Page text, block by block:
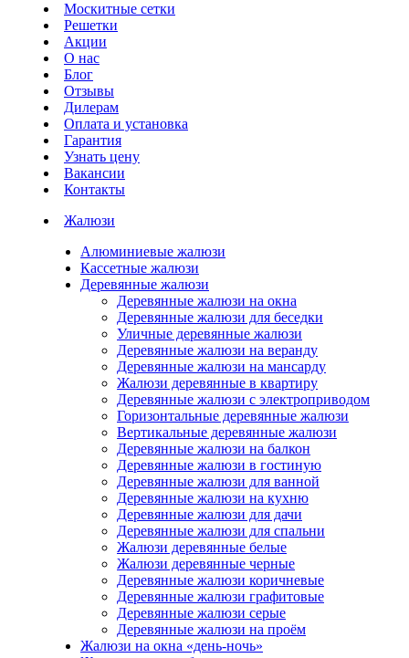
Москитные сетки
Решетки
Акции
О нас
Блог
Отзывы
Дилерам
Оплата и установка
Гарантия
Узнать цену
Вакансии
Контакты
Жалюзи
Алюминиевые жалюзи
Кассетные жалюзи
Деревянные жалюзи
Деревянные жалюзи на окна
Деревянные жалюзи для беседки
Уличные деревянные жалюзи
Деревянные жалюзи на веранду
Деревянные жалюзи на мансарду
Жалюзи деревянные в квартиру
Деревянные жалюзи с электроприводом
Горизонтальные деревянные жалюзи
Вертикальные деревянные жалюзи
Деревянные жалюзи на балкон
Деревянные жалюзи в гостиную
Деревянные жалюзи для ванной
Деревянные жалюзи на кухню
Деревянные жалюзи для дачи
Деревянные жалюзи для спальни
Жалюзи деревянные белые
Жалюзи деревянные черные
Деревянные жалюзи коричневые
Деревянные жалюзи графитовые
Деревянные жалюзи серые
Деревянные жалюзи на проём
Жалюзи на окна «день-ночь»